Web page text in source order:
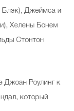
Блэк), Джеймса и
Хелены Бонем
Стонтон
Джоан Роулинг к
который